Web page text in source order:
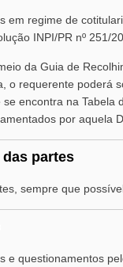
em regime de
INPI/PR nº 251/
da Guia de
o requerente poderá
encontra na
por aquela
partes
sempre que
e questionamentos